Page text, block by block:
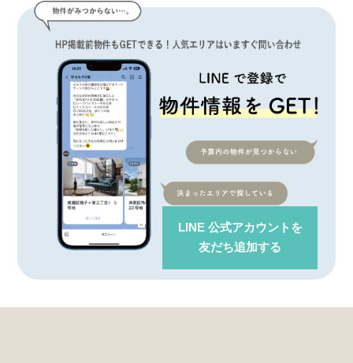
LINE 公式アカウント を
友だち追加する